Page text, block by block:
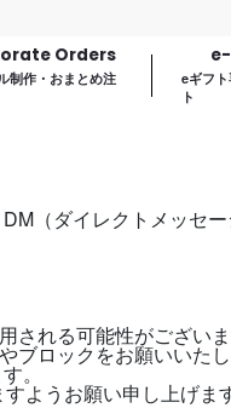
Orders
制作・おまとめ注
eギフ
ト
（ダイレクトメッセ
れる可能性がございま
ロックをお願いいたし
。
ようお願い申し上げます